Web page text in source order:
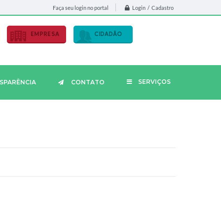
Faça seu login no portal Login / Cadastro
EMPRESA CIDADÃO
CONTATO SERVIÇOS